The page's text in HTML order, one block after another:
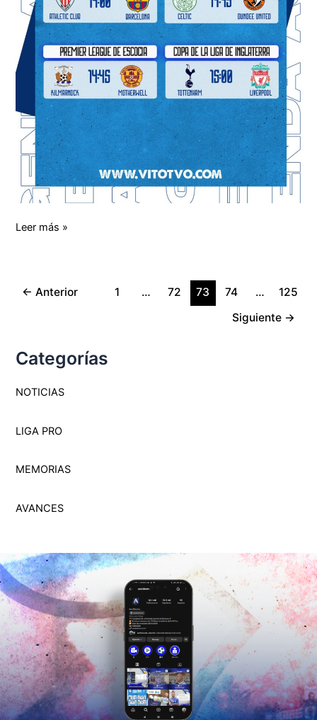
Leer más »
← Anterior 1 … 72 73 74 …
125
Siguiente →
Categorías
NOTICIAS
LIGA PRO
MEMORIAS
AVANCES